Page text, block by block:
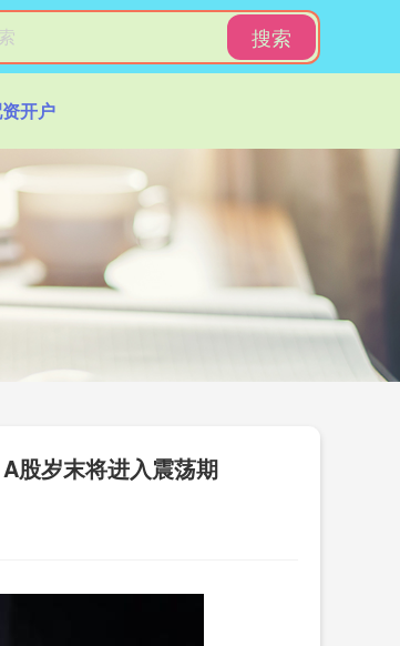
搜索
开户
股岁末将进入震荡期